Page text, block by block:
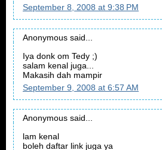
September 8, 2008 at 9:38 PM
Anonymous said...
Iya donk om Tedy ;)
salam kenal juga...
Makasih dah mampir
September 9, 2008 at 6:57 AM
Anonymous said...
lam kenal
boleh daftar link juga ya